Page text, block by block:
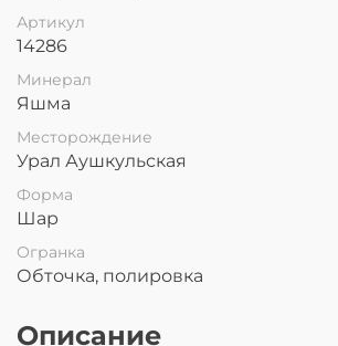
Артикул
14286
Минерал
Яшма
Месторождение
Урал Аушкульская
Форма
Шар
Огранка
Обточка, полировка
Описание